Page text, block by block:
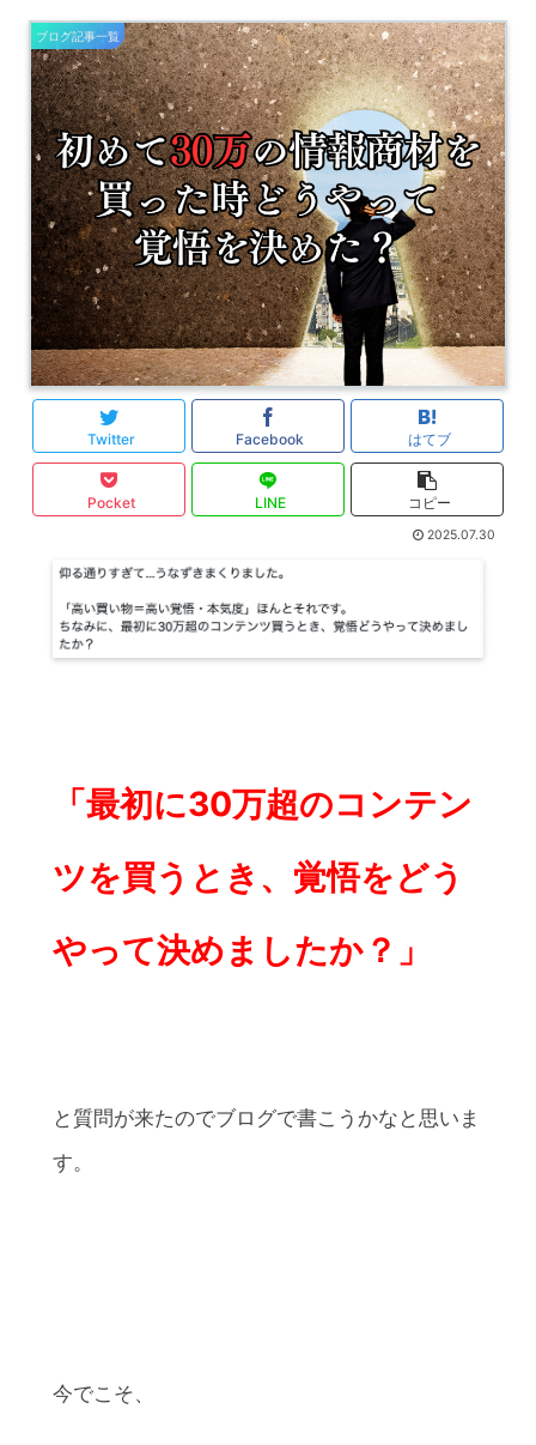
ブログ記事一覧
Twitter Facebook はてブ
Pocket LINE コピー
2025.07.30
「最初に30万超のコンテン
ツを買うとき、覚悟をどう
やって決めましたか？」
と質問が来たのでブログで書こうかなと思いま
す。
今でこそ、